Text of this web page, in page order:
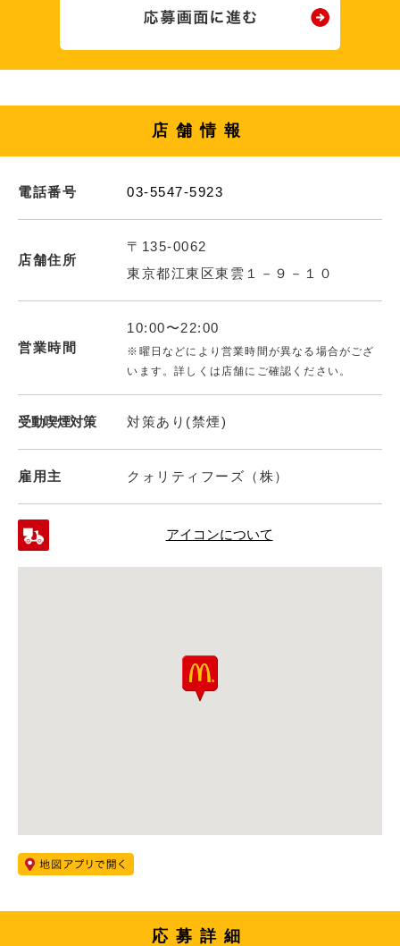
店舗情報
電話番号 03-5547-5923
店舗住所
〒135-0062
東京都江東区東雲１－９－１０
営業時間
10:00〜22:00
※曜日などにより営業時間が異なる場合がござ
います。詳しくは店舗にご確認ください。
受動喫煙対策 対策あり(禁煙)
雇用主 クォリティフーズ（株）
アイコンについて
応募詳細